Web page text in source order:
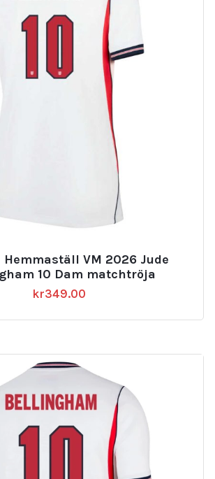
Hemmaställ VM 2026 Jude
10 Dam matchtröja
kr349.00